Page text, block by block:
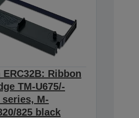
ERC32B: Ribbon
TM-U675/-
series, M-
825 black